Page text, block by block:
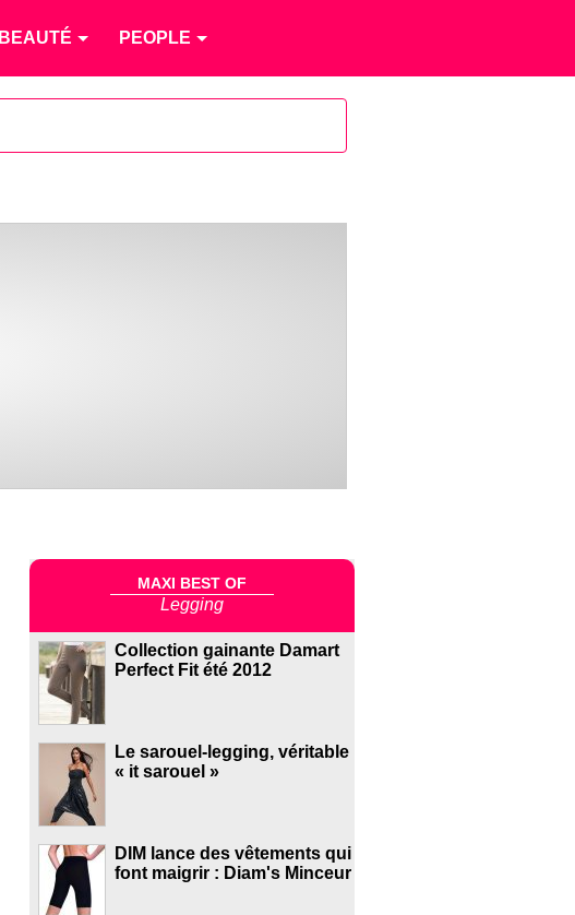
BEAUTÉ PEOPLE
MAXI BEST OF
Legging
Collection gainante Damart
Perfect Fit été 2012
Le sarouel-legging, véritable
« it sarouel »
DIM lance des vêtements qui
font maigrir : Diam's Minceur